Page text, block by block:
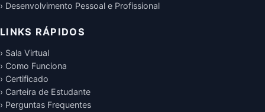
› Desenvolvimento Pessoal e Profissional
LINKS RÁPIDOS
› Sala Virtual
› Como Funciona
› Certificado
› Carteira de Estudante
› Perguntas Frequentes